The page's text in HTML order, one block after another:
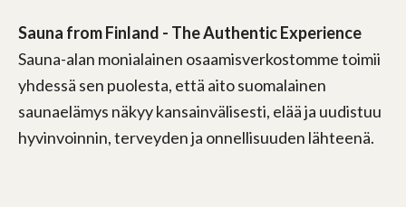
Sauna from Finland - The Authentic Experience
Sauna-alan monialainen osaamisverkostomme toimii
yhdessä sen puolesta, että aito suomalainen
saunaelämys näkyy kansainvälisesti, elää ja uudistuu
hyvinvoinnin, terveyden ja onnellisuuden lähteenä.